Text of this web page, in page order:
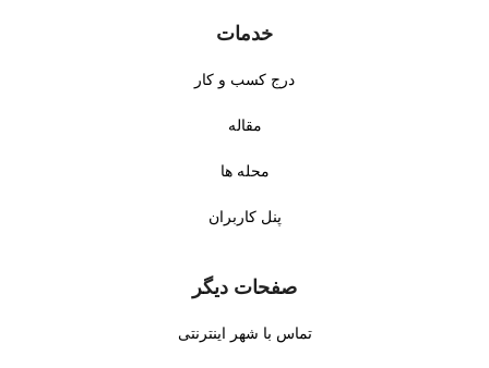
خدمات
درج کسب و کار
مقاله
محله ها
پنل کاربران
صفحات دیگر
تماس با شهر اینترنتی